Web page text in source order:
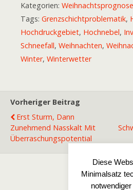
Kategorien: Weihnachtsprognose
Tags: Grenzschichtproblematik,
Hochdruckgebiet, Hochnebel,
Schneefall, Weihnachten,
Winter, Winterwetter
Vorheriger Beitrag
Erst Sturm, Dann
Zunehmend Nasskalt Mit
Überraschungspotential
Zum
Diese
Minimalsatz